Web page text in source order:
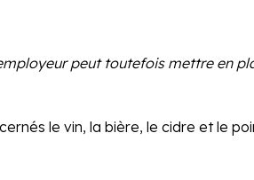
peut toutefois mettre en
le vin, la bière, le cidre et le